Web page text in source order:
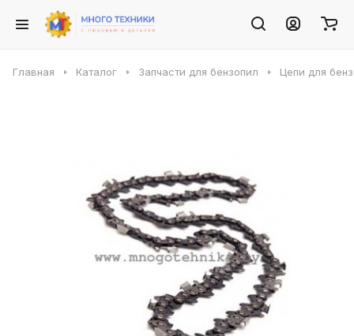
Главная Каталог Запчасти для бензопил Цепи для